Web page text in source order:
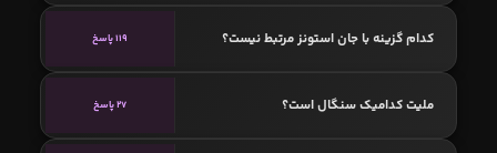
کدام گزینه با جان استونز مرتبط نیست؟ 119 پاسخ
ملیت کدامیک سنگال است؟ 27 پاسخ